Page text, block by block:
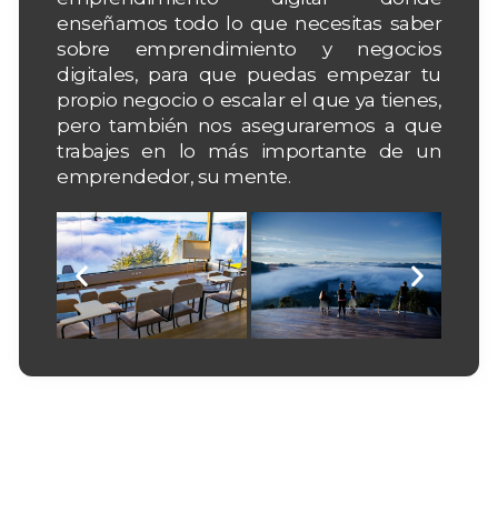
enseñamos todo lo que necesitas saber
sobre emprendimiento y negocios
digitales, para que puedas empezar tu
propio negocio o escalar el que ya tienes,
pero también nos aseguraremos a que
trabajes en lo más importante de un
emprendedor, su mente.